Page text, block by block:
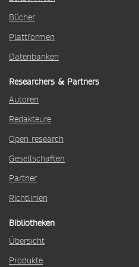
Bücher
Plattformen
Datenbanken
Researchers & Partners
Autoren
Redakteure
Open research
Gesellschaften
Partner
Richtlinien
Bibliotheken
Übersicht
Produkte